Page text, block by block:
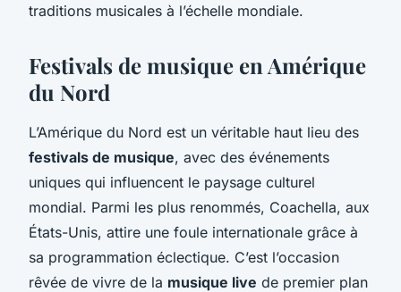
traditions musicales à l’échelle mondiale.
Festivals de musique en Amérique
du Nord
L’Amérique du Nord est un véritable haut lieu des
festivals de musique, avec des événements
uniques qui influencent le paysage culturel
mondial. Parmi les plus renommés, Coachella, aux
États-Unis, attire une foule internationale grâce à
sa programmation éclectique. C’est l’occasion
rêvée de vivre de la musique live de premier plan